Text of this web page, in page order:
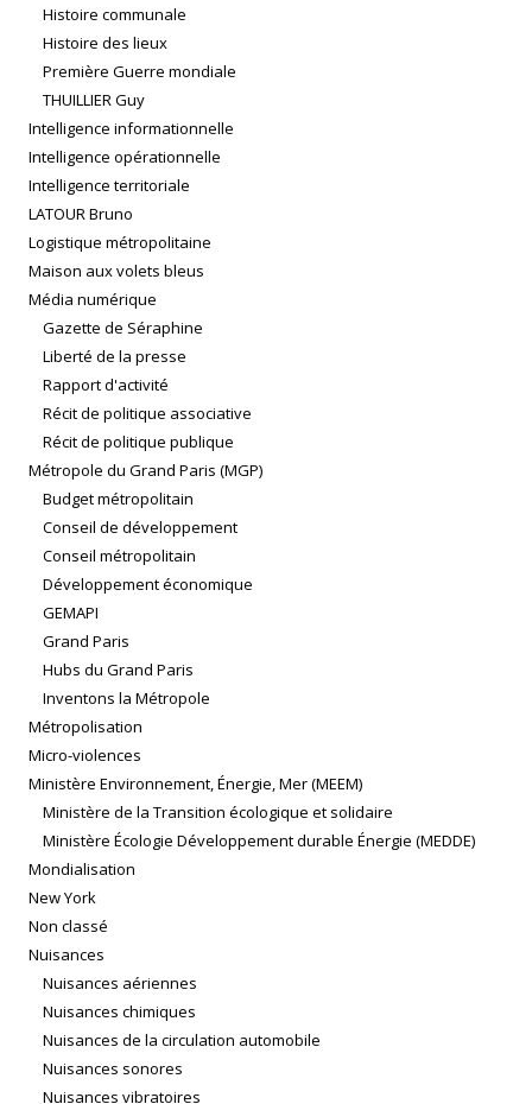
Histoire communale
Histoire des lieux
Première Guerre mondiale
THUILLIER Guy
Intelligence informationnelle
Intelligence opérationnelle
Intelligence territoriale
LATOUR Bruno
Logistique métropolitaine
Maison aux volets bleus
Média numérique
Gazette de Séraphine
Liberté de la presse
Rapport d'activité
Récit de politique associative
Récit de politique publique
Métropole du Grand Paris (MGP)
Budget métropolitain
Conseil de développement
Conseil métropolitain
Développement économique
GEMAPI
Grand Paris
Hubs du Grand Paris
Inventons la Métropole
Métropolisation
Micro-violences
Ministère Environnement, Énergie, Mer (MEEM)
Ministère de la Transition écologique et solidaire
Ministère Écologie Développement durable Énergie (MEDDE)
Mondialisation
New York
Non classé
Nuisances
Nuisances aériennes
Nuisances chimiques
Nuisances de la circulation automobile
Nuisances sonores
Nuisances vibratoires